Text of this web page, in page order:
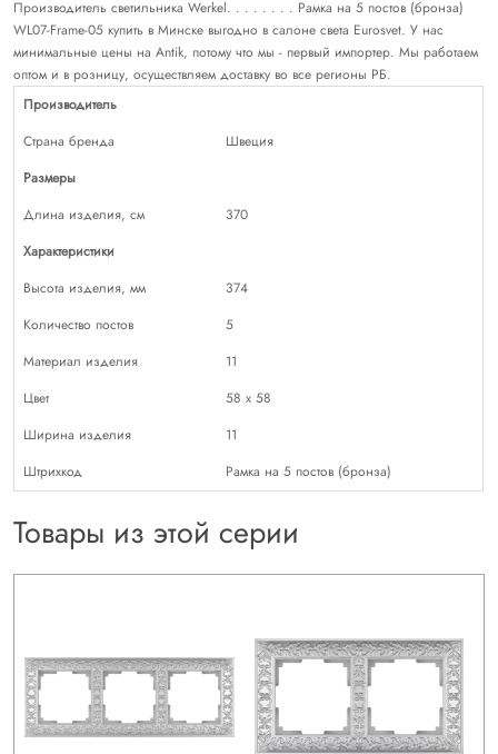
Производитель светильника Werkel. . . . . . . . Рамка на 5 постов (бронза)
WL07-Frame-05 купить в Минске выгодно в салоне света Eurosvet. У нас
минимальные цены на Antik, потому что мы - первый импортер. Мы работаем
оптом и в розницу, осуществляем доставку во все регионы РБ.
Производитель
Страна бренда
Швеция
Размеры
Длина изделия, см
370
Характеристики
Высота изделия, мм
374
Количество постов
5
Материал изделия
11
Цвет
58 х 58
Ширина изделия
11
Штрихкод
Рамка на 5 постов (бронза)
Товары из этой серии